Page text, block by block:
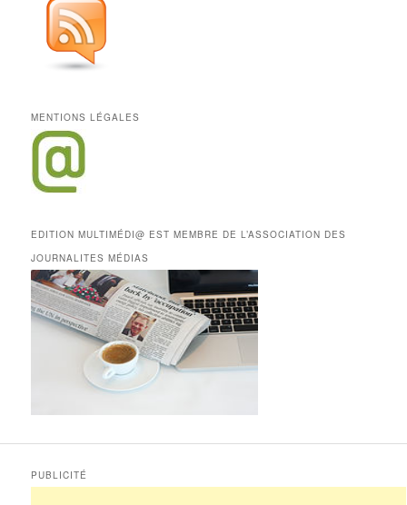
MENTIONS LÉGALES
EDITION MULTIMÉDI@ EST MEMBRE DE L’ASSOCIATION DES
JOURNALITES MÉDIAS
PUBLICITÉ